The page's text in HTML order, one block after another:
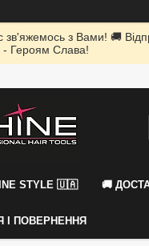
з Вами! 🚚
- Героям Слава!
STYLE 🇺🇦 🚚
І ПОВЕРНЕННЯ